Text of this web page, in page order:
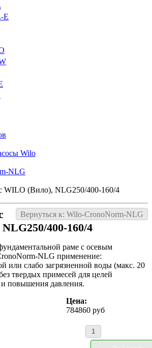
E
Wilo
NLG
WILO (Вило), NLG250/400-160/4
Вернуться к: Wilo-CronoNorm-NLG
400-160/4
раме с осевым
NLG применение:
или слабо загрязненной воды (макс. 20
твердых примесей для целей
повышения давления.
Цена:
784860 руб